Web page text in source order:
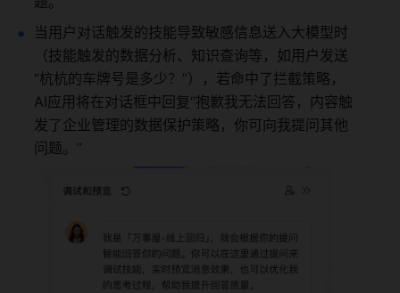
当用户对话触发的技能导致敏感信息送入大模型时
（技能触发的数据分析、知识查询等，如用户发送
“杭杭的车牌号是多少？”），若命中了拦截策略，
AI应用将在对话框中回复“抱歉我无法回答，内容触
发了企业管理的数据保护策略，你可向我提问其他
问题。”